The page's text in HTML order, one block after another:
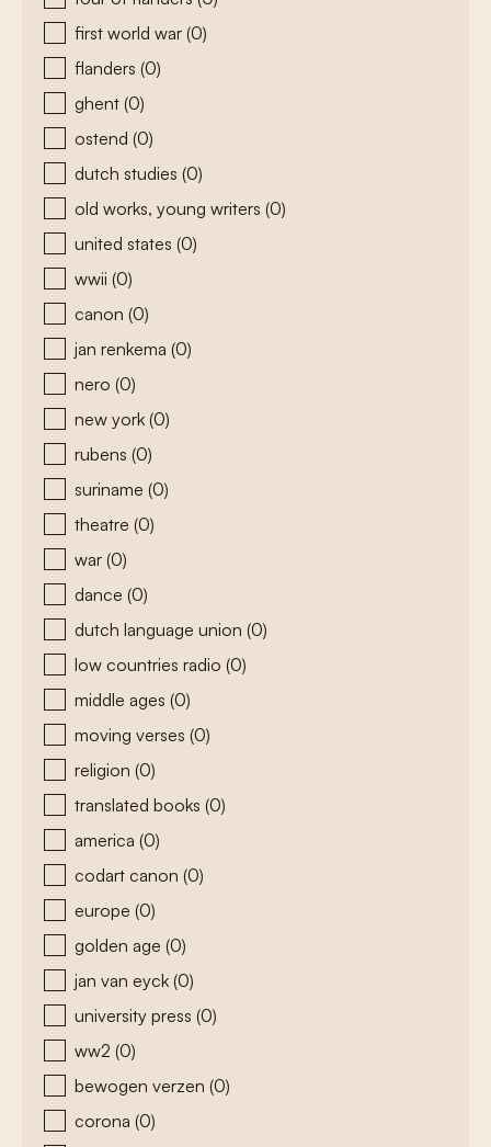
first world war (0)
flanders (0)
ghent (0)
ostend (0)
dutch studies (0)
old works, young writers (0)
united states (0)
wwii (0)
canon (0)
jan renkema (0)
nero (0)
new york (0)
rubens (0)
suriname (0)
theatre (0)
war (0)
dance (0)
dutch language union (0)
low countries radio (0)
middle ages (0)
moving verses (0)
religion (0)
translated books (0)
america (0)
codart canon (0)
europe (0)
golden age (0)
jan van eyck (0)
university press (0)
ww2 (0)
bewogen verzen (0)
corona (0)